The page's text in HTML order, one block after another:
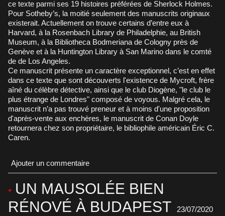
ce texte parmi ses 19 histoires préférées de Sherlock Holmes.
Pour Sotheby’s, la moitié seulement des manuscrits originaux
existerait. Actuellement on trouve certains d’entre eux à
Harvard, à la Rosenbach Library de Philadelphie, au British
Museum, à la Bibliotheca Bodmeriana de Cologny près de
Genève et à la Huntington Library à San Marino dans le comté
de de Los Angeles.
Ce manuscrit présente un caractère exceptionnel, c’est en effet
dans ce texte que sont découverts l'existence de Mycroft, frère
aîné du célèbre détective, ainsi que le club Diogène, "le club le
plus étrange de Londres" composé de voyous. Malgré cela, le
manuscrit n’a pas trouvé preneur et à moins d'une proposition
d'après-vente aux enchères, le manuscrit de Conan Doyle
retournera chez son propriétaire, le bibliophile américain Éric C.
Caren.
Ajouter un commentaire
UN MAUSOLÉE BIEN
RÉNOVÉ À BUDAPEST
23/07/2020